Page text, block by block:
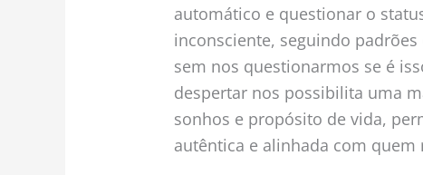
automático e questionar o
inconsciente, seguindo
sem nos questionarmos se é
despertar nos possibilita uma
sonhos e propósito de vida,
autêntica e alinhada com quem